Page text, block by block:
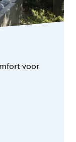
voor